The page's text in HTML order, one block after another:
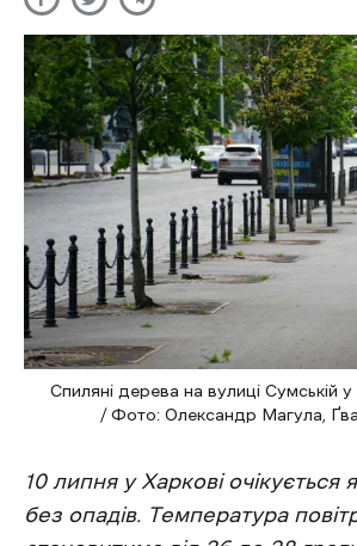
Спиляні дерева на вулиці Сумській
/ Фото: Олександр Магула,
10 липня у Харкові очікується
без опадів. Температура